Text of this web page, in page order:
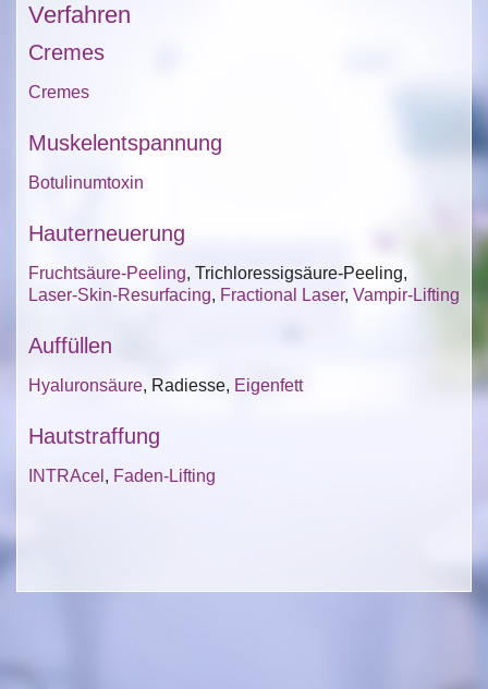
Verfahren
Cremes
Cremes
Muskelentspannung
Botulinumtoxin
Hauterneuerung
Fruchtsäure-Peeling, Trichloressigsäure-Peeling,
Laser-Skin-Resurfacing, Fractional Laser, Vampir-Lifting
Auffüllen
Hyaluronsäure, Radiesse, Eigenfett
Hautstraffung
INTRAcel , Faden-Lifting